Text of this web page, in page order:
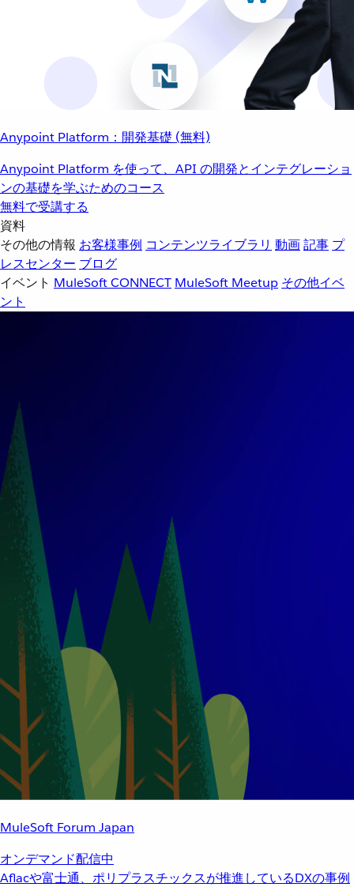
Anypoint Platform：開発基礎 (無料)
Anypoint Platform を使って、API の開発とインテグレーショ
ンの基礎を学ぶためのコース
無料で受講する
資料
その他の情報 お客様事例 コンテンツライブラリ 動画記事 プ
レスセンター ブログ
イベント MuleSoft CONNECT MuleSoft Meetup その他イベ
ント
MuleSoft Forum Japan
オンデマンド配信中
Aflacや富士通、ポリプラスチックスが推進しているDXの事例